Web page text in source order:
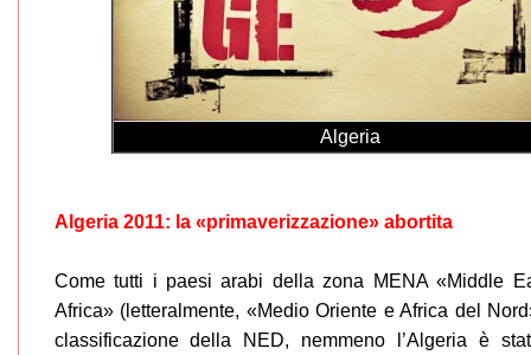
Algeria
Algeria 2011: la «primaverizzazione» abortita
Come tutti i paesi arabi della zona MENA «Middle
Africa» (letteralmente, «Medio Oriente e Africa del
classificazione della NED, nemmeno l’Algeria è